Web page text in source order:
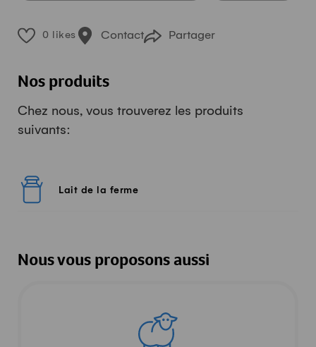
0 likes Contact Partager
Nos produits
Chez nous, vous trouverez les produits
suivants:
Lait de la ferme
Nous vous proposons aussi